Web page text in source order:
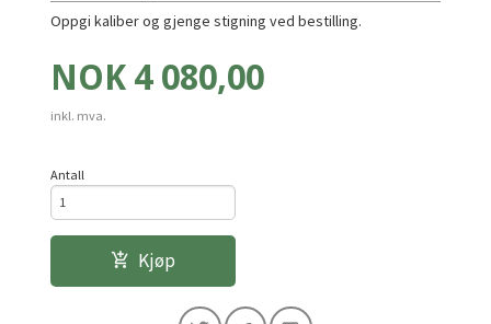
Oppgi kaliber og gjenge stigning ved bestilling.
Pris
NOK 4 080,00
inkl. mva.
Antall
Kjøp